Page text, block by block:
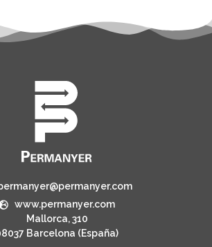
www.permanyer.com
Mallorca, 310
Barcelona (España)